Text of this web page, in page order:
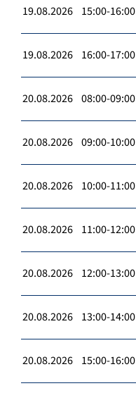
19.08.2026 15:00-16:00
19.08.2026 16:00-17:00
20.08.2026 08:00-09:00
20.08.2026 09:00-10:00
20.08.2026 10:00-11:00
20.08.2026 11:00-12:00
20.08.2026 12:00-13:00
20.08.2026 13:00-14:00
20.08.2026 15:00-16:00